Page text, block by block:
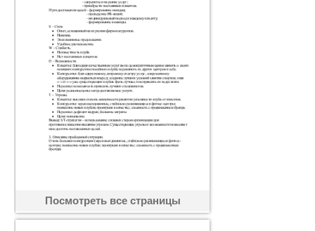
Посмотреть все страницы